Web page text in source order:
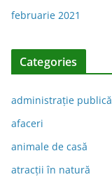
februarie 2021
Categories
administraţie publică
afaceri
animale de casă
atracții în natură